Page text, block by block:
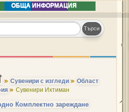
ОБЩА ИНФОРМАЦИЯ
Сувенири с изгледи
Област
Сувенири Ихтиман
Комплектно зареждане